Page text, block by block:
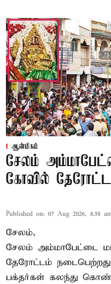
ஆன்மிகம்
சேலம்
கோவில்
Published on: 07 Aug 2026, 8:58
சேலம்,
சேலம் அம்மாபேட்டை
தேரோட்டம்
பக்தர்கள் கலந்து